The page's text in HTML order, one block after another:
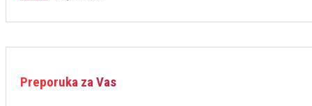
Preporuka za Vas